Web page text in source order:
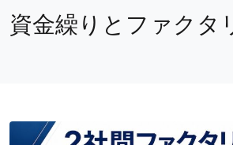
資金繰りとファクタ